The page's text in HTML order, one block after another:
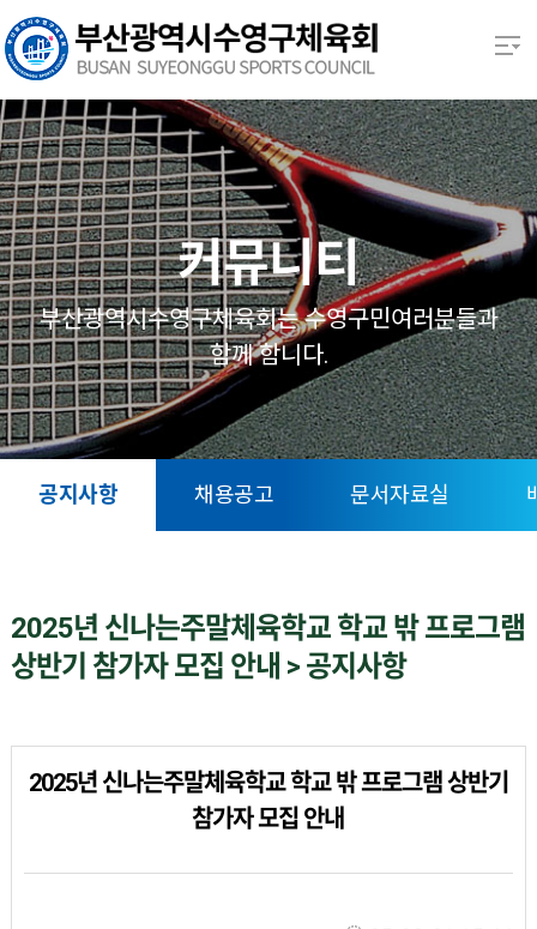
본문 바로가기
열기
열기
열기
열기
열기
열기
커뮤니티
부산광역시수영구체육회는 수영구민여러분들과
함께 함니다.
공지사항 채용공고 문서자료실
2025년 신나는주말체육학교 학교 밖 프로그램
상반기 참가자 모집 안내 > 공지사항
2025년 신나는주말체육학교 학교 밖 프로그램 상반기
참가자 모집 안내